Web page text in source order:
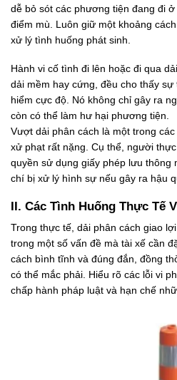
dễ bỏ sót các phương tiện đang đi
điểm mù. Luôn giữ một khoảng
xử lý tình huống phát sinh.
Hành vi cố tình đi lên hoặc đi qua
dải mềm hay cứng, đều cho thấy
hiểm cực độ. Nó không chỉ gây ra
còn có thể làm hư hại phương tiện.
Vượt dải phân cách là một trong
xử phạt rất nặng. Cụ thể, người
quyền sử dụng giấy phép lưu thông
chí bị xử lý hình sự nếu gây ra hậu
II. Các Tình Huống Thực Tế
Trong thực tế, dải phân cách giao
trong một số vấn đề mà tài xế cần
cách bình tĩnh và đúng đắn, đồng
có thể mắc phải. Hiểu rõ các lỗi vi
chấp hành pháp luật và hạn chế